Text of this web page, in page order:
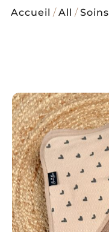
Accueil /All /Soins